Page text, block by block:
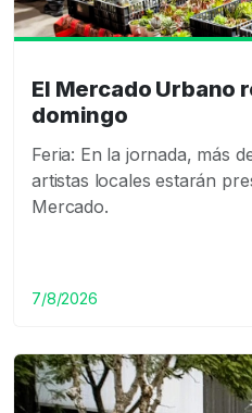
El Mercado Urbano
domingo
Feria: En la jornada, más
artistas locales estarán
Mercado.
7/8/2026